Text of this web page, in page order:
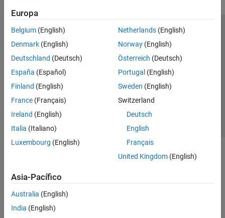
Europa
Belgium (English)
Denmark (English)
Deutschland (Deutsch)
España (Español)
Finland (English)
France (Français)
Ireland (English)
Italia (Italiano)
Luxembourg (English)
Netherlands(English)
Norway(English)
Österreich (Deutsch)
Portugal (English)
Sweden (English)
Switzerland
Deutsch
English
Français
United Kingdom(English)
Asia-Pacífico
Australia (English)
India (English)
Centro de confianza
Marcas comerciales
Política de privacidad
Antipiratería
Estado de las aplicaciones
Información de contacto
© 1994-2026 The MathWorks, Inc.
Seleccione un país/